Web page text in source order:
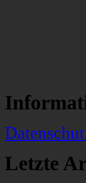
Letzte